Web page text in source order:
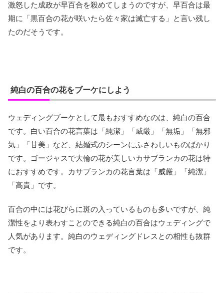
激怒した成政が早百合を殺めてしまうのですが、早百合は最
期に「黒百合の花が咲いたら佐々家は滅亡する」と言い残し
たのだそうです。
純白の百合の花をブーケにしよう
ウェディングブーケとして最もおすすめなのは、純白の百合
です。白い百合の花言葉は「純潔」「威厳」「無垢」「無邪
気」「甘美」など、結婚式のシーンにふさわしいものばかり
です。ゴージャスで大輪の花が美しいカサブランカの花は特
におすすめです。カサブランカの花言葉は「威厳」「純潔」
「高貴」です。
百合の中には花びらに斑の入っているものも多いですが、純
潔性をより表わすことのできる純白の百合はウェディングで
人気があります。純白のウェディングドレスとの相性も抜群
です。